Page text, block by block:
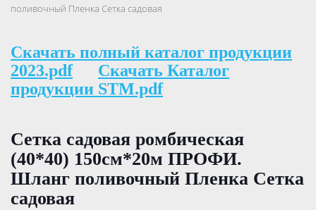
поливочный Пленка Сетка садовая
Скачать полный каталог продукции
2023.pdf
Скачать Каталог
продукции STM.pdf
Сетка садовая ромбическая
(40*40) 150см*20м ПРОФИ.
Шланг поливочный Пленка Сетка
садовая